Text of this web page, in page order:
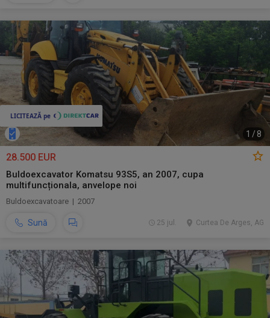
1 / 8
28.500 EUR
Buldoexcavator Komatsu 93S5, an 2007, cupa
multifuncționala, anvelope noi
Buldoexcavatoare | 2007
Sună Curtea De Arges, AG
25 jul.